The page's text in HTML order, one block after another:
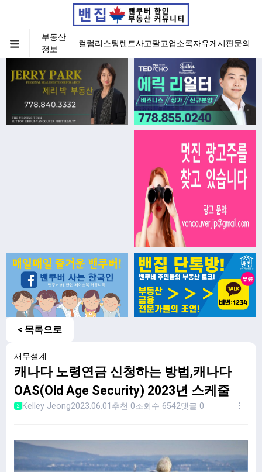
부동산
정보
컬럼리스팅렌트사고팔고업소록자유게시판문의
< 목록으로
재무설계
캐나다 노령연금 신청하는 방법,캐나다
OAS(Old Age Security) 2023년 스케줄
2 Kelley Jeong2023.06.01 추천 0조회수 6542댓글 0